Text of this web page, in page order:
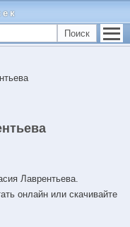
Поиск
Лаврентьева.
онлайн или скачивайте